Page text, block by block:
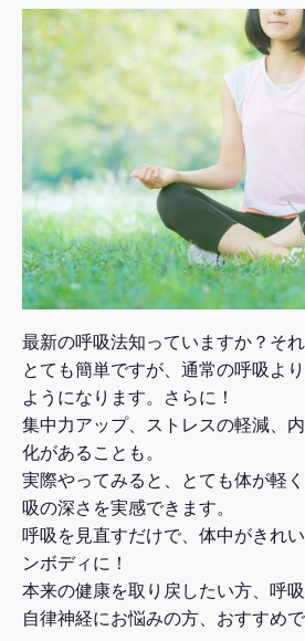
最新の呼吸法知っていますか？それ
とても簡単ですが、通常の呼吸よ
ようになります。さらに！
集中力アップ、ストレスの軽減、
化があることも。
実際やってみると、とても体が軽
吸の深さを実感できます。
呼吸を見直すだけで、体中がきれ
ンボディに！
本来の健康を取り戻したい方、呼吸
自律神経にお悩みの方、おすすめで